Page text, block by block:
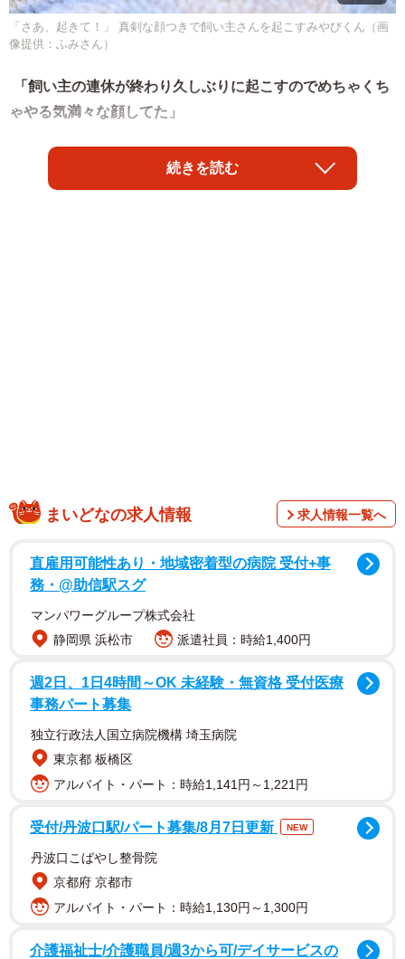
「さあ、起きて！」 真剣な顔つきで飼い主さんを起こすみやびくん（画
像提供：ふみさん）
「飼い主の連休が終わり久しぶりに起こすのでめちゃくち
ゃやる気満々な顔してた」
そんなコメントが添えられた写真がXで話題です。写ってい
るのは、元保護猫の「みやび」ちゃん（6歳・男の子）。寝
続きを読む
まいどなの求人情報 求人情報一覧へ
直雇用可能性あり・地域密着型の病院 受付+事
務・@助信駅スグ
マンパワーグループ株式会社
静岡県 浜松市
派遣社員：時給1,400円
週2日、1日4時間～OK 未経験・無資格 受付医療
事務パート募集
独立行政法人国立病院機構 埼玉病院
東京都 板橋区
アルバイト・パート：時給1,141円～1,221円
受付/丹波口駅/パート募集/8月7日更新 NEW
丹波口こばやし整骨院
京都府 京都市
アルバイト・パート：時給1,130円～1,300円
介護福祉士/介護職員/週3から可/デイサービスの